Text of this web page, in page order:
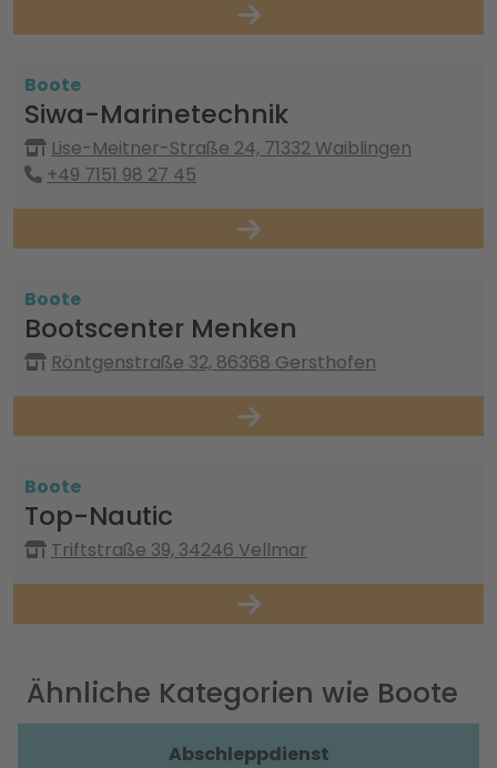
Boote
Siwa-Marinetechnik
Lise-Meitner-Straße 24, 71332 Waiblingen
+49 7151 98 27 45
Boote
Bootscenter Menken
Röntgenstraße 32, 86368 Gersthofen
Boote
Top-Nautic
Triftstraße 39, 34246 Vellmar
Ähnliche Kategorien wie Boote
Abschleppdienst